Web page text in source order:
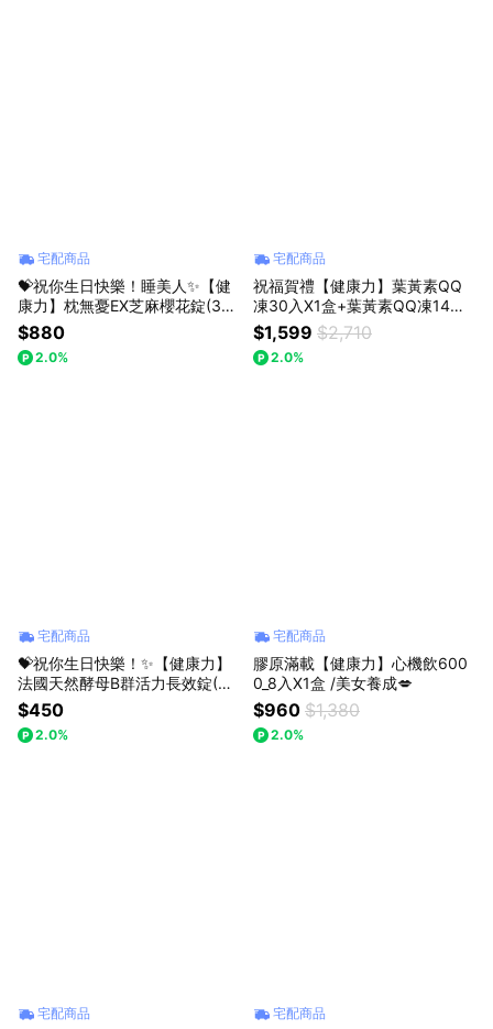
宅配商品
💝祝你生日快樂！睡美人✨【健
康力】枕無憂EX芝麻櫻花錠(30
入/瓶)送粉色滿天星包🚚宅配到
家【LINE禮物獨家組合】
$880
2.0%
宅配商品
祝福賀禮【健康力】葉黃素QQ
凍30入X1盒+葉黃素QQ凍14入X
1盒 健康防護/晶亮每一天🚚宅配
到家
$1,599 $2,710
2.0%
宅配商品
💝祝你生日快樂！✨【健康力】
法國天然酵母B群活力長效錠(30
入/瓶)送小香風編織包🚚宅配到
家【LINE禮物獨家組合】
$450
2.0%
宅配商品
膠原滿載【健康力】心機飲600
0_8入X1盒 /美女養成💋
$960 $1,380
2.0%
宅配商品 宅配商品